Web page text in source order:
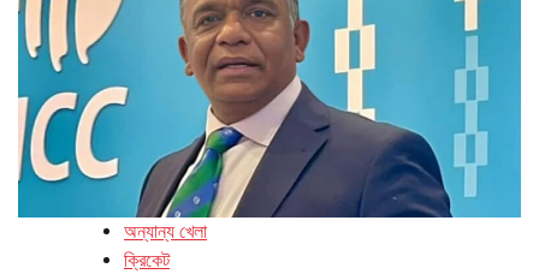
অন্যান্য খেলা
ক্রিকেট